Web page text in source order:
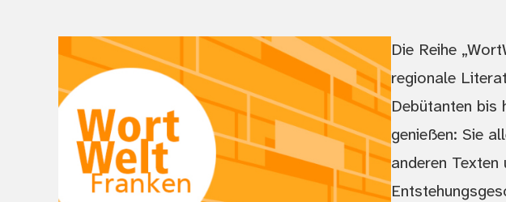
Die Reihe
regionale
Debütanten bis
genießen: Sie
anderen